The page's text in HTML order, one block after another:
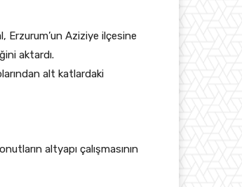
Erzurum’un Aziziye ilçesine
aktardı.
alt katlardaki
altyapı çalışmasının